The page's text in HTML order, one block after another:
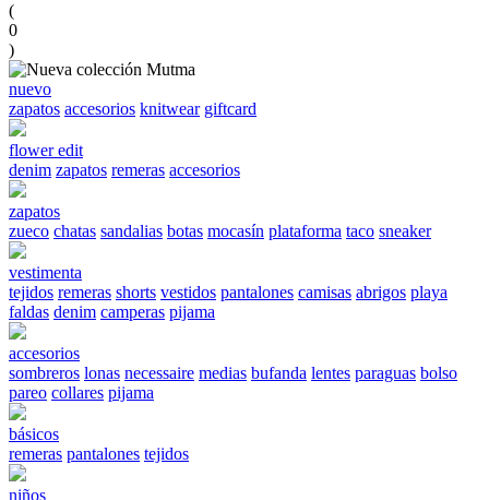
(
0
)
nuevo
zapatos accesorios knitwear giftcard
flower edit
denim zapatos remeras accesorios
zapatos
zueco chatas sandalias botas mocasín plataforma taco sneaker
vestimenta
tejidos remeras shorts vestidos pantalones camisas abrigos playa
faldas denim camperas pijama
accesorios
sombreros lonas necessaire medias bufanda lentes paraguas bolso
pareo collares pijama
básicos
remeras pantalones tejidos
niños